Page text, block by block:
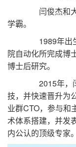
闫俊杰和大
学霸。
1989年出生
院自动化所完成博
博士后研究。
2015年，闫
技，并快速晋升为
业群CTO，参与和
术体系搭建，并发
内公认的顶级专家。